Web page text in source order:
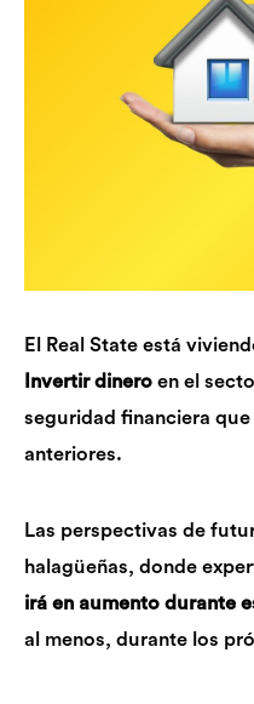
El Real State está
Invertir dinero en el
seguridad financiera
anteriores.
Las perspectivas de
halagüeñas, donde
irá en aumento durante
al menos, durante los